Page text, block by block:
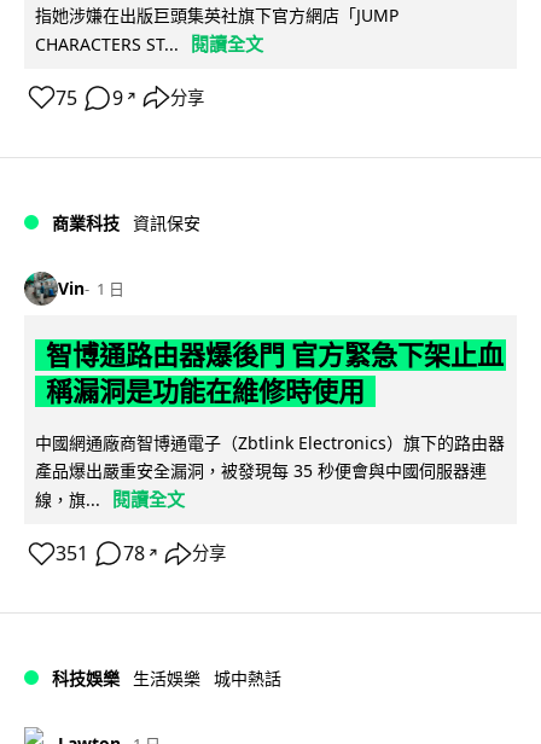
指她涉嫌在出版巨頭集英社旗下官方網店「JUMP
CHARACTERS ST...
閱讀全文
75 9 ↗ 分享
商業科技 資訊保安
Vin 1 日
智博通路由器爆後門 官方緊急下架止血
稱漏洞是功能在維修時使用
中國網通廠商智博通電子（Zbtlink Electronics）旗下的路由器
產品爆出嚴重安全漏洞，被發現每 35 秒便會與中國伺服器連
線，旗...
閱讀全文
351 78 ↗ 分享
科技娛樂 生活娛樂 城中熱話